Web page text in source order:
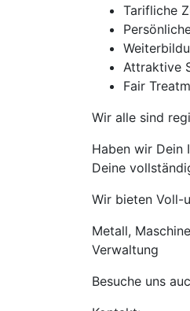
Tarifliche
Attraktive
Fair
Wir alle sind
Haben wir Dein
Deine
Wir bieten Voll-
Metall,
Verwaltung
Besuche uns